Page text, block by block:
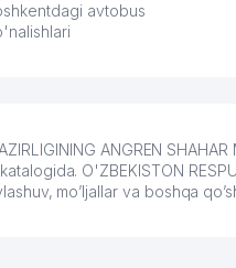
avtobus
ANGREN
O'ZBEKISTON
mo’ljallar va boshqa